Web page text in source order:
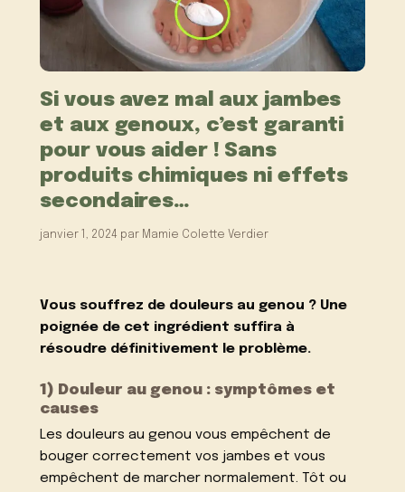
Si vous avez mal aux jambes
et aux genoux, c’est garanti
pour vous aider ! Sans
produits chimiques ni effets
secondaires…
janvier 1, 2024 par Mamie Colette Verdier
Vous souffrez de douleurs au genou ? Une
poignée de cet ingrédient suffira à
résoudre définitivement le problème.
1) Douleur au genou : symptômes et
causes
Les douleurs au genou vous empêchent de
bouger correctement vos jambes et vous
empêchent de marcher normalement. Tôt ou